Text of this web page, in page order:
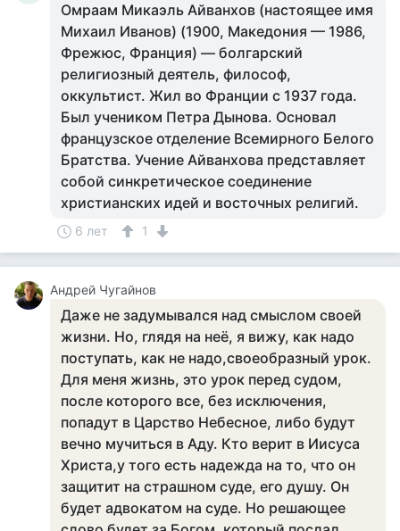
Омраам Микаэль Айванхов (настоящее имя
Михаил Иванов) (1900, Македония — 1986,
Фрежюс, Франция) — болгарский
религиозный деятель, философ,
оккультист. Жил во Франции с 1937 года.
Был учеником Петра Дынова. Основал
французское отделение Всемирного Белого
Братства. Учение Айванхова представляет
собой синкретическое соединение
христианских идей и восточных религий.
6 лет 1
Андрей Чугайнов
Даже не задумывался над смыслом своей
жизни. Но, глядя на неё, я вижу, как надо
поступать, как не надо,своеобразный урок.
Для меня жизнь, это урок перед судом,
после которого все, без исключения,
попадут в Царство Небесное, либо будут
вечно мучиться в Аду. Кто верит в Иисуса
Христа,у того есть надежда на то, что он
защитит на страшном суде, его душу. Он
будет адвокатом на суде. Но решающее